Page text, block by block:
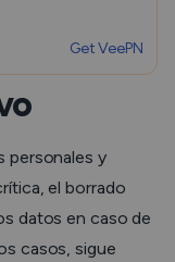
de
personales y
el borrado
datos en caso de
casos, sigue
Get VeePN